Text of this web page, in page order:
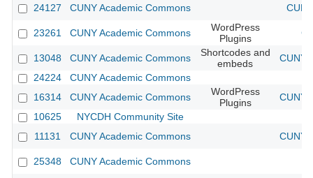
24127 CUNY Academic Commons
23261 CUNY Academic Commons
WordPress
Plugins
13048 CUNY Academic Commons
Shortcodes and
embeds
CUNY
24224
CUNY Academic Commons
16314
CUNY Academic Commons
WordPress
Plugins
CUNY
10625
NYCDH Community Site
11131
CUNY Academic Commons CUNY
25348 CUNY Academic Commons